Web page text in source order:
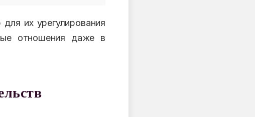
их урегулирования
отношения даже в